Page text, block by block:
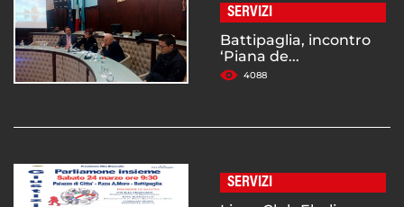
SERVIZI
Battipaglia, incontro
‘Piana de...
4088
SERVIZI